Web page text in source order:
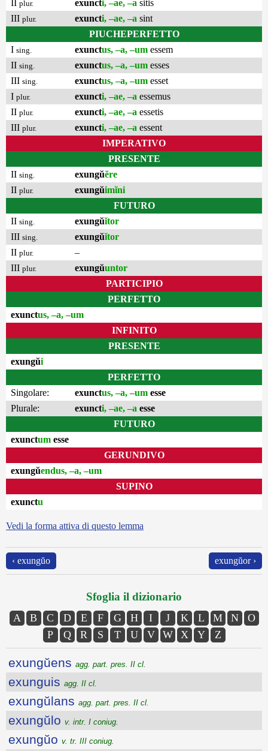
plur. exuncti, –ae, –a sitis
III plur. exuncti, –ae, –a sint
PIUCHEPERFETTO
I sing. exunctus, –a, –um essem
II sing. exunctus, –a, –um esses
III sing. exunctus, –a, –um esset
I plur. exuncti, –ae, –a essemus
II plur. exuncti, –ae, –a essetis
III plur. exuncti, –ae, –a essent
IMPERATIVO
PRESENTE
II sing. exungŭĕre
II plur. exungŭimĭni
FUTURO
II sing. exungŭĭtor
III sing. exungŭĭtor
II plur.
–
III plur. exungŭuntor
PARTICIPIO
PERFETTO
exunctus, –a, –um
INFINITO
PRESENTE
exungŭi
PERFETTO
Singolare:
exunctus, –a, –um esse
Plurale:
exuncti, –ae, –a esse
FUTURO
exunctum esse
GERUNDIVO
exungŭendus, –a, –um
SUPINO
exunctu
Vedi la forma attiva di questo lemma
‹ exungŭo exungŭor ›
Sfoglia il dizionario
A B C D E F G H I J K L M N
O
P
Q R S T U V W X Y Z
exungŭens agg. part. pres. II cl.
exunguis agg. II cl.
exungŭlans agg. part. pres. II cl.
exungŭlo v. intr. I coniug.
exungŭo v. tr. III coniug.